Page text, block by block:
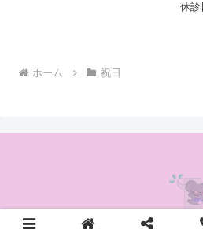
休診
ホーム 祝日
© 2020 かんの耳鼻咽喉